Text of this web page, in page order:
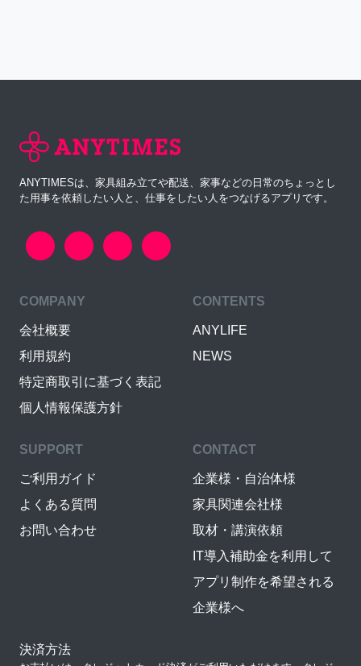
ANYTIMESは、家具組み立てや配送、家事などの日常のちょっとし
た用事を依頼したい人と、仕事をしたい人をつなげるアプリです。
COMPANY
会社概要
利用規約
特定商取引に基づく表記
個人情報保護方針
CONTENTS
ANYLIFE
NEWS
SUPPORT
ご利用ガイド
よくある質問
お問い合わせ
CONTACT
企業様・自治体様
家具関連会社様
取材・講演依頼
IT導入補助金を利用して
アプリ制作を希望される
企業様へ
決済方法